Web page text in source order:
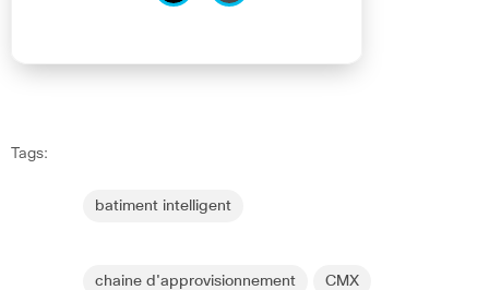
Tags:
batiment intelligent
chaine d'approvisionnement CMX